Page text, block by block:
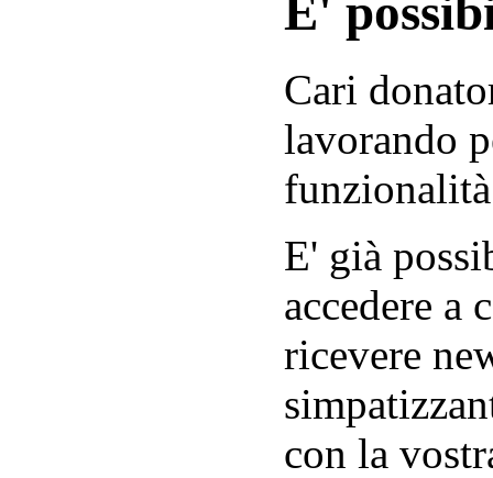
E'
Cari
lavorando
E' già
accedere a
ricevere
con la